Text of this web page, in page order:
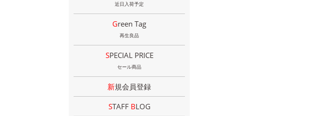
近日入荷予定
Green Tag
再生良品
SPECIAL PRICE
セール商品
新規会員登録
STAFF BLOG